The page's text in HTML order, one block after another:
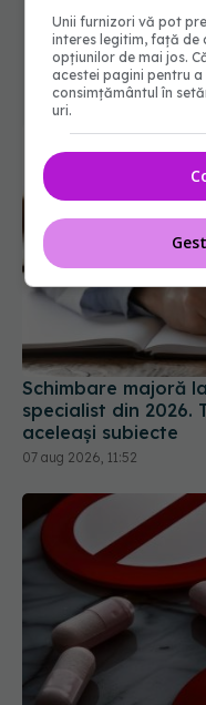
Schimbare majoră
specialist din 2026.
aceleași subiecte
07 aug 2026, 11:52
Unii furnizori vă pot
interes legitim, față de
opțiunilor de mai jos.
acestei pagini pentru
consimțământul în
uri.